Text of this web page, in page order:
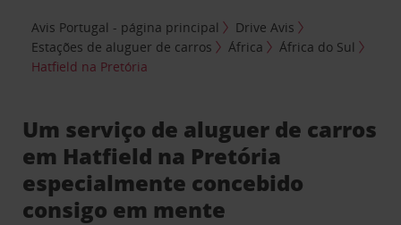
Avis Portugal - página principal
Drive Avis
Estações de aluguer de carros
África
África do Sul
Hatfield na Pretória
Um serviço de aluguer de carros
em Hatfield na Pretória
especialmente concebido
consigo em mente